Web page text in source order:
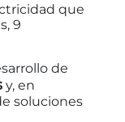
que
9
de
y, en
soluciones